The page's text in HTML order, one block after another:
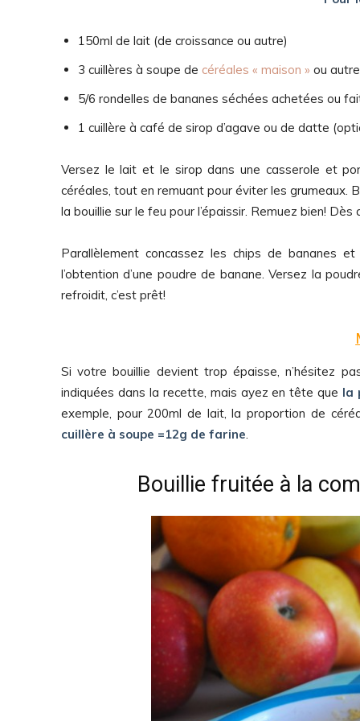
150ml de lait (de croissance ou autre)
3 cuillères à soupe de céréales « maison » ou
5/6 rondelles de bananes séchées achetées ou
1 cuillère à café de sirop d’agave ou de datte
Versez le lait et le sirop dans une casserole et
céréales, tout en remuant pour éviter les
la bouillie sur le feu pour l’épaissir. Remuez bien!
Parallèlement concassez les chips de bananes
l’obtention d’une poudre de banane. Versez la
refroidit, c’est prêt!
Si votre bouillie devient trop épaisse, n’hésitez
indiquées dans la recette, mais ayez en tête que la
exemple, pour 200ml de lait, la proportion de
cuillère à soupe =12g de farine.
Bouillie fruitée à la